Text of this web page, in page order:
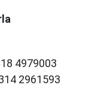
4979003
2961593